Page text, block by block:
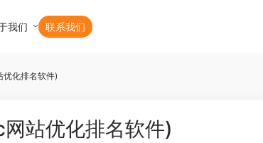
我们 联系我们
化排名软件)
站优化排名软件)